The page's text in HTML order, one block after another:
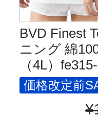
BVD Finest
ニング 綿
（4L）
価格改定前
¥